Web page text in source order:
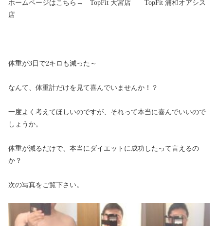
ホームページはこちら→
TopFit 大宮店
TopFit 浦和オアシス
店
体重が3日で2キロも減った～
なんて、体重計だけを見て喜んでいませんか！？
一度よく考えてほしいのですが、それって本当に喜んでいいので
しょうか。
体重が減るだけで、本当にダイエットに成功したって言えるの
か？
次の写真をご覧下さい。